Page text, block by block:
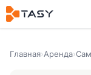
Главная›Аренда›